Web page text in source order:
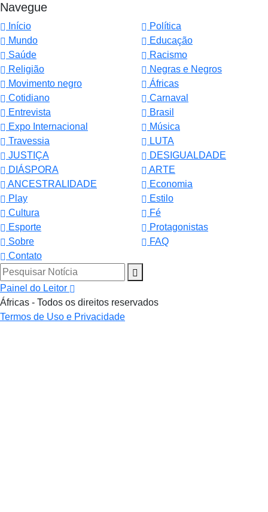
Navegue
Início
Política
Mundo
Educação
Saúde
Racismo
Religião
Negras e Negros
Movimento negro
Áfricas
Cotidiano
Carnaval
Entrevista
Brasil
Expo Internacional
Música
Travessia
LUTA
JUSTIÇA
DESIGUALDADE
DIÁSPORA
ARTE
ANCESTRALIDADE
Economia
Play
Estilo
Cultura
Fé
Esporte
Protagonistas
Sobre
FAQ
Contato
Pesquisar Notícia
Painel do Leitor
Áfricas - Todos os direitos reservados
Termos de Uso e Privacidade